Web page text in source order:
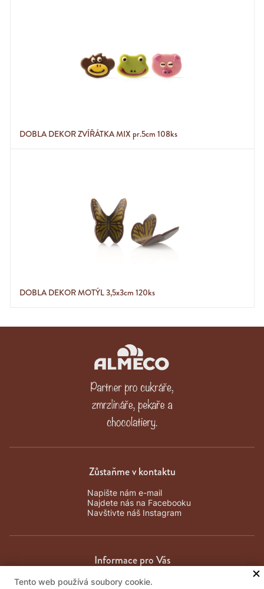
DOBLA DEKOR ZVÍŘÁTKA MIX pr.5cm 108ks
DOBLA DEKOR MOTÝL 3,5x3cm 120ks
Zůstaňme v kontaktu
Napište nám e-mail
Najdete nás na Facebooku
Navštivte náš Instagram
Informace pro Vás
Obchodní podmínky
Tento web používá soubory cookie.